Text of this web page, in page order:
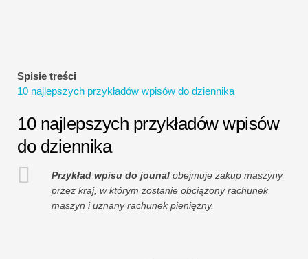
Spisie treści
10 najlepszych przykładów wpisów do dziennika
10 najlepszych przykładów wpisów
do dziennika
Przykład wpisu do jounal obejmuje zakup maszyny
przez kraj, w którym zostanie obciążony rachunek
maszyn i uznany rachunek pieniężny.